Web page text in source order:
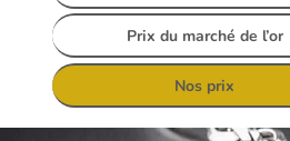
Prix du marché de l’or
Nos prix